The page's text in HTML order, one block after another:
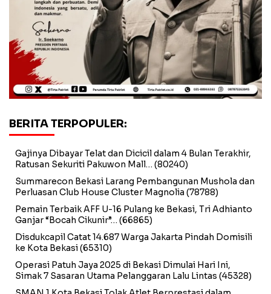
BERITA TERPOPULER:
Gajinya Dibayar Telat dan Dicicil dalam 4 Bulan Terakhir,
Ratusan Sekuriti Pakuwon Mall… (80240)
Summarecon Bekasi Larang Pembangunan Mushola dan
Perluasan Club House Cluster Magnolia (78788)
Pemain Terbaik AFF U-16 Pulang ke Bekasi, Tri Adhianto
Ganjar “Bocah Cikunir”… (66865)
Disdukcapil Catat 14.687 Warga Jakarta Pindah Domisili
ke Kota Bekasi(65310)
Operasi Patuh Jaya 2025 di Bekasi Dimulai Hari Ini,
Simak 7 Sasaran Utama Pelanggaran Lalu Lintas (45328)